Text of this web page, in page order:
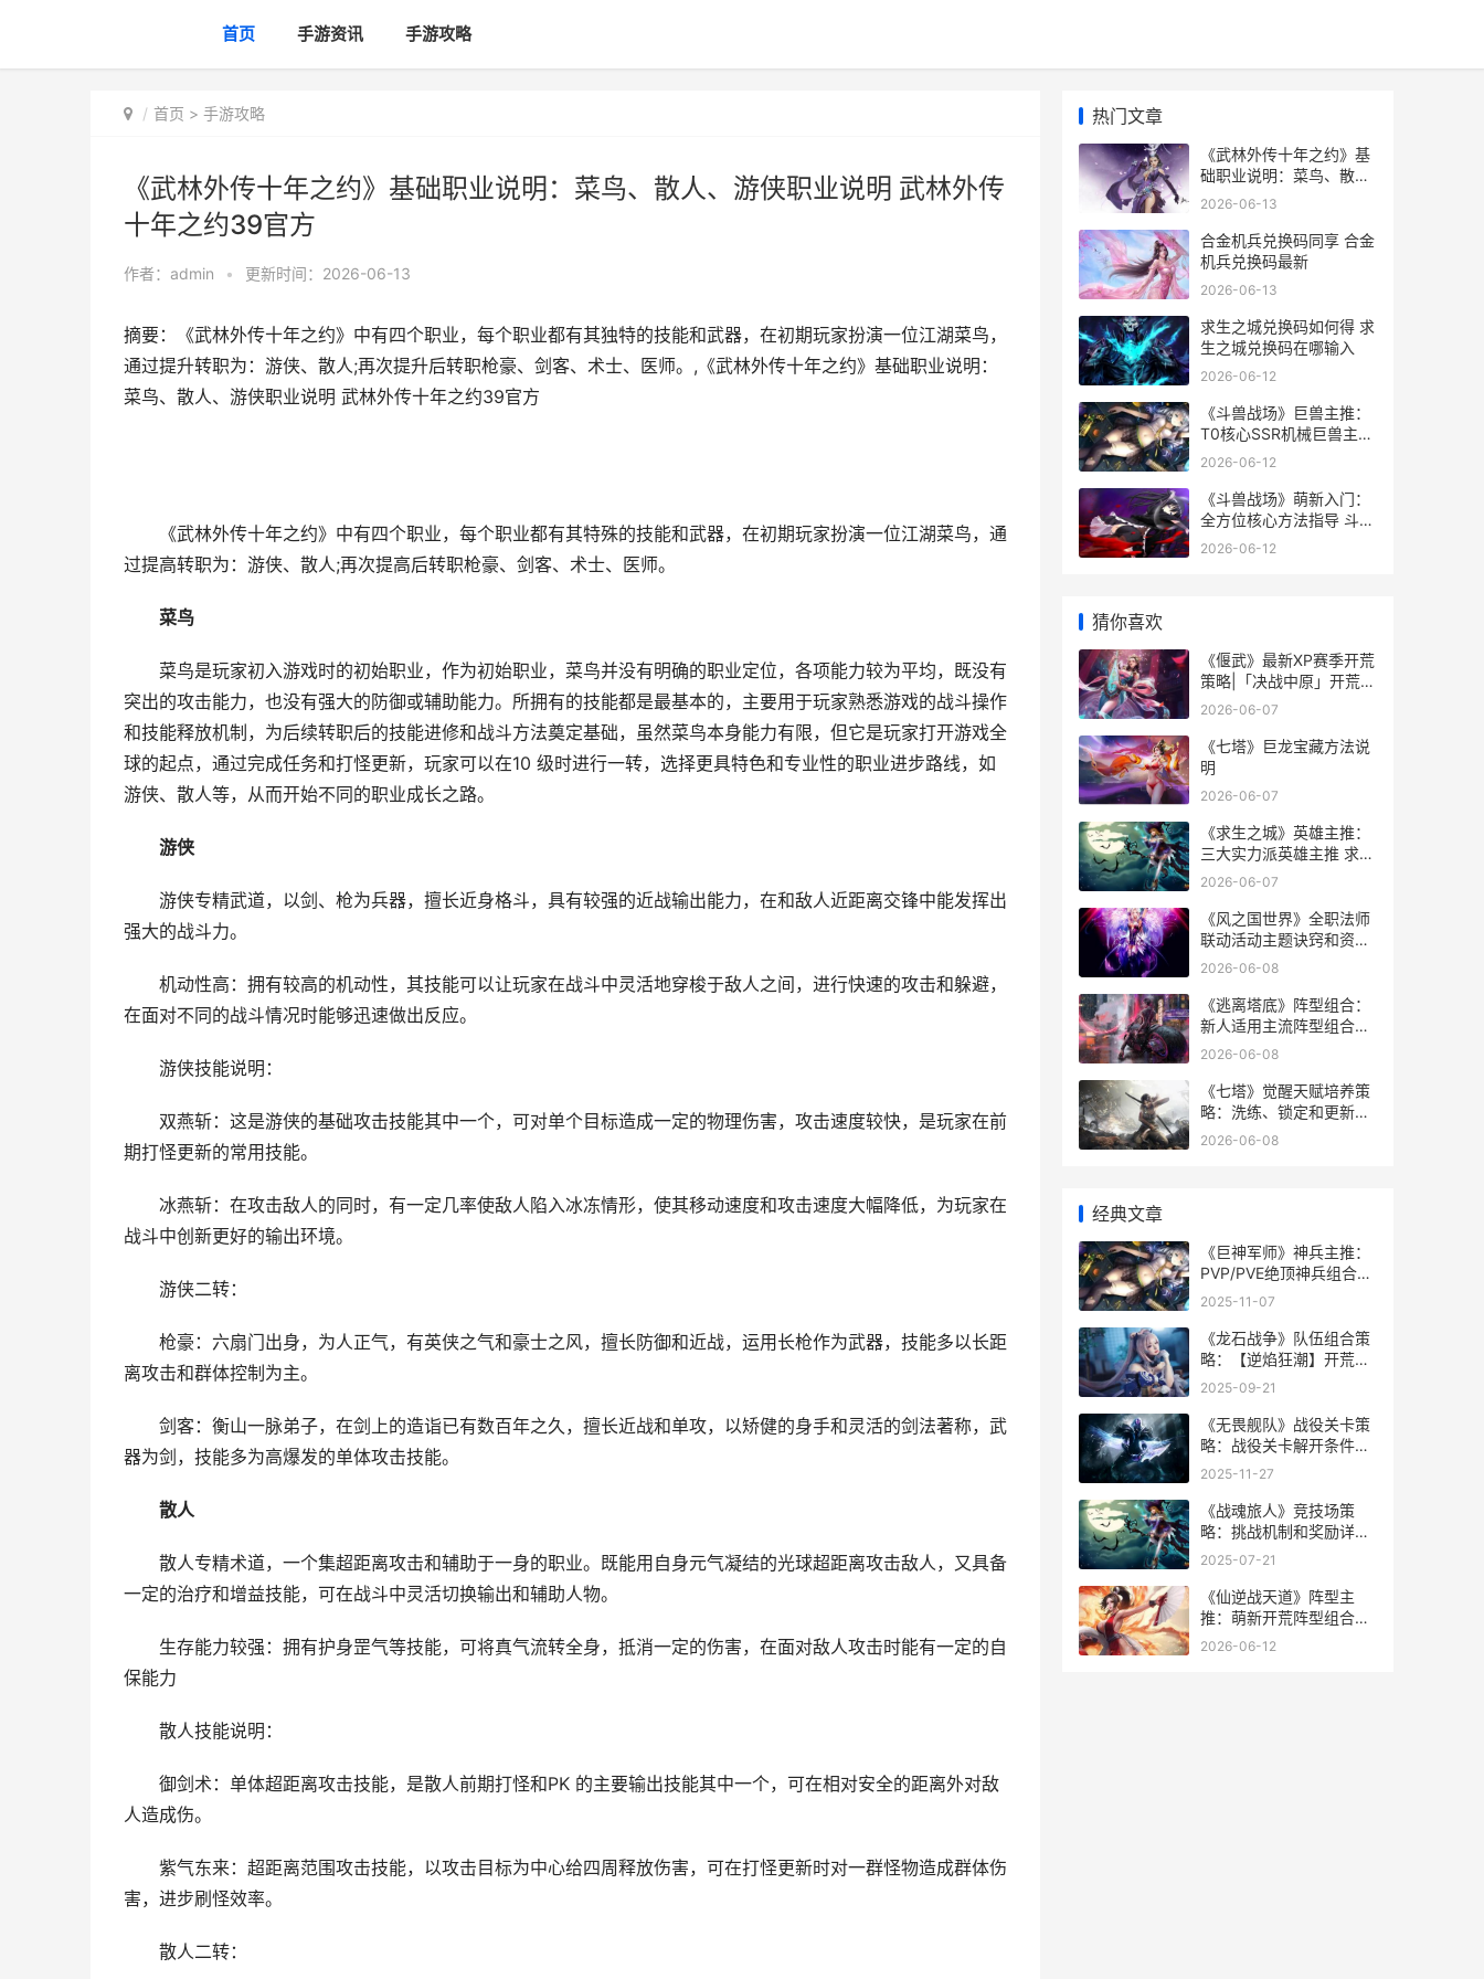
首页 手游资讯 手游攻略
首页 > 手游攻略
《武林外传十年之约》基础职业说明：菜鸟、散人、游侠职业说明 武林外传
十年之约39官方
作者： admin • 更新时间：2026-06-13
摘要：《武林外传十年之约》中有四个职业，每个职业都有其独特的技能和武器，在初期玩家扮演一位江湖菜鸟，
通过提升转职为：游侠、散人;再次提升后转职枪豪、剑客、术士、医师。,《武林外传十年之约》基础职业说明：
菜鸟、散人、游侠职业说明 武林外传十年之约39官方
《武林外传十年之约》中有四个职业，每个职业都有其特殊的技能和武器，在初期玩家扮演一位江湖菜鸟，通
过提高转职为：游侠、散人;再次提高后转职枪豪、剑客、术士、医师。
菜鸟
菜鸟是玩家初入游戏时的初始职业，作为初始职业，菜鸟并没有明确的职业定位，各项能力较为平均，既没有
突出的攻击能力，也没有强大的防御或辅助能力。所拥有的技能都是最基本的，主要用于玩家熟悉游戏的战斗操作
和技能释放机制，为后续转职后的技能进修和战斗方法奠定基础，虽然菜鸟本身能力有限，但它是玩家打开游戏全
球的起点，通过完成任务和打怪更新，玩家可以在10 级时进行一转，选择更具特色和专业性的职业进步路线，如
游侠、散人等，从而开始不同的职业成长之路。
游侠
游侠专精武道，以剑、枪为兵器，擅长近身格斗，具有较强的近战输出能力，在和敌人近距离交锋中能发挥出
强大的战斗力。
机动性高：拥有较高的机动性，其技能可以让玩家在战斗中灵活地穿梭于敌人之间，进行快速的攻击和躲避，
在面对不同的战斗情况时能够迅速做出反应。
游侠技能说明：
双燕斩：这是游侠的基础攻击技能其中一个，可对单个目标造成一定的物理伤害，攻击速度较快，是玩家在前
期打怪更新的常用技能。
冰燕斩：在攻击敌人的同时，有一定几率使敌人陷入冰冻情形，使其移动速度和攻击速度大幅降低，为玩家在
战斗中创新更好的输出环境。
游侠二转：
枪豪：六扇门出身，为人正气，有英侠之气和豪士之风，擅长防御和近战，运用长枪作为武器，技能多以长距
离攻击和群体控制为主。
剑客：衡山一脉弟子，在剑上的造诣已有数百年之久，擅长近战和单攻，以矫健的身手和灵活的剑法著称，武
器为剑，技能多为高爆发的单体攻击技能。
散人
散人专精术道，一个集超距离攻击和辅助于一身的职业。既能用自身元气凝结的光球超距离攻击敌人，又具备
一定的治疗和增益技能，可在战斗中灵活切换输出和辅助人物。
生存能力较强：拥有护身罡气等技能，可将真气流转全身，抵消一定的伤害，在面对敌人攻击时能有一定的自
保能力
散人技能说明：
御剑术：单体超距离攻击技能，是散人前期打怪和PK 的主要输出技能其中一个，可在相对安全的距离外对敌
人造成伤。
紫气东来：超距离范围攻击技能，以攻击目标为中心给四周释放伤害，可在打怪更新时对一群怪物造成群体伤
害，进步刷怪效率。
散人二转：
热门文章
《武林外传十年之约》基
础职业说明：菜鸟、散
人、游侠职业说明 武林外
2026-06-13
合金机兵兑换码同享 合金
机兵兑换码最新
2026-06-13
求生之城兑换码如何得 求
生之城兑换码在哪输入
2026-06-12
《斗兽战场》巨兽主推：
T0核心SSR机械巨兽主推
斗兽场专访全部资源
2026-06-12
《斗兽战场》萌新入门：
全方位核心方法指导 斗兽
战争
2026-06-12
猜你喜欢
《偃武》最新XP赛季开荒
策略|「决战中原」开荒指
导最优阵型组合 偃武什么
2026-06-07
《七塔》巨龙宝藏方法说
明
2026-06-07
《求生之城》英雄主推：
三大实力派英雄主推 求生
之路英语翻译
2026-06-07
《风之国世界》全职法师
联动活动主题诀窍和资源
兑换策略 风之国世界手游
2026-06-08
《逃离塔底》阵型组合：
新人适用主流阵型组合策
略主推 逃离塔楼有终点吗
2026-06-08
《七塔》觉醒天赋培养策
略：洗练、锁定和更新说
明 七塔之上 小说
2026-06-08
经典文章
《巨神军师》神兵主推：
PVP/PVE绝顶神兵组合指
导 巨神兵真的存在吗
2025-11-07
《龙石战争》队伍组合策
略：【逆焰狂潮】开荒队
伍主推 《龙石战争》队员
2025-09-21
《无畏舰队》战役关卡策
略：战役关卡解开条件、
核心产出和高效推进诀窍
2025-11-27
《战魂旅人》竞技场策
略：挑战机制和奖励详细
解答 战魂铭人酒馆
2025-07-21
《仙逆战天道》阵型主
推：萌新开荒阵型组合主
推 仙逆战天道兑换码
2026-06-12